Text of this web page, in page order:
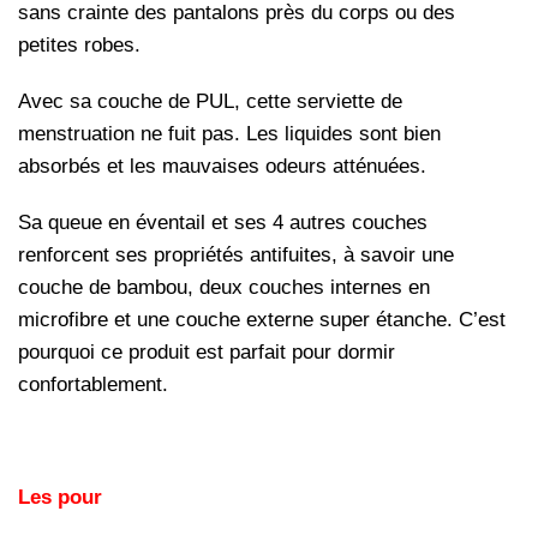
sans crainte des pantalons près du corps ou des
petites robes.
Avec sa couche de PUL, cette serviette de
menstruation ne fuit pas. Les liquides sont bien
absorbés et les mauvaises odeurs atténuées.
Sa queue en éventail et ses 4 autres couches
renforcent ses propriétés antifuites, à savoir une
couche de bambou, deux couches internes en
microfibre et une couche externe super étanche. C’est
pourquoi ce produit est parfait pour dormir
confortablement.
Les pour